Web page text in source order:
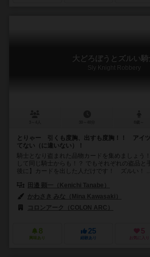
大どろぼうとズルい騎
Sly Knight Robbery
とりゃー 引くも度胸、出すも度胸！！ アイ
てない（に違いない）！
騎士となり盗まれた品物カードを集めましょう
して同じ騎士からも！？ でもそれぞれの盗品と
後に】カードを出した人だけです！ ズルい！ ...
田邉 顕一（Kenichi Tanabe）
かわさき みな（Mina Kawasaki）
コロンアーク（COLON ARC）
8
興味あり
25
経験あり
5
お気に入り